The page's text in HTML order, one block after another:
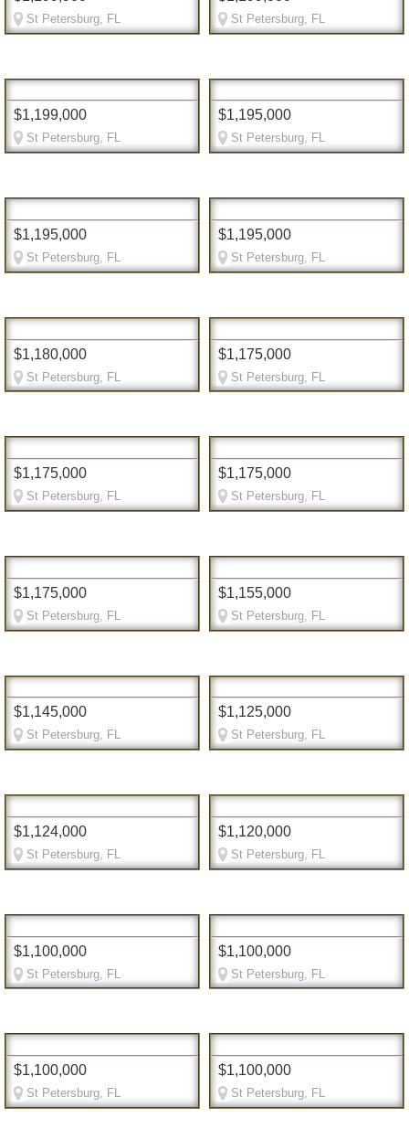
St Petersburg, FL St Petersburg, FL
$1,199,000
St Petersburg, FL
$1,195,000
St Petersburg, FL
$1,195,000
St Petersburg, FL
$1,195,000
St Petersburg, FL
$1,180,000
St Petersburg, FL
$1,175,000
St Petersburg, FL
$1,175,000
St Petersburg, FL
$1,175,000
St Petersburg, FL
$1,175,000
St Petersburg, FL
$1,155,000
St Petersburg, FL
$1,145,000
St Petersburg, FL
$1,125,000
St Petersburg, FL
$1,124,000
St Petersburg, FL
$1,120,000
St Petersburg, FL
$1,100,000
St Petersburg, FL
$1,100,000
St Petersburg, FL
$1,100,000
St Petersburg, FL
$1,100,000
St Petersburg, FL